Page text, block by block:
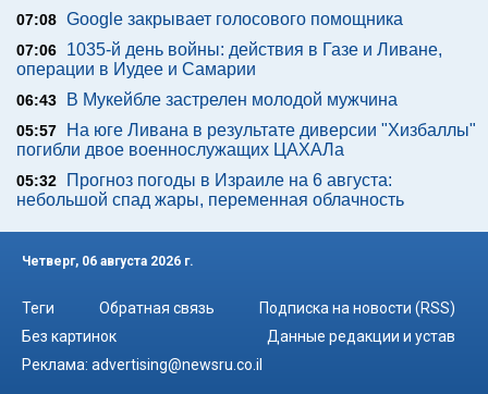
07:08 Google закрывает голосового помощника
07:06
1035-й день войны: действия в Газе и Ливане,
операции в Иудее и Самарии
06:43 В Мукейбле застрелен молодой мужчина
05:57
На юге Ливана в результате диверсии "Хизбаллы"
погибли двое военнослужащих ЦАХАЛа
05:32
Прогноз погоды в Израиле на 6 августа:
небольшой спад жары, переменная облачность
Четверг, 06 августа 2026 г.
Теги Обратная связь
Подписка на новости (RSS)
Без картинок
Данные редакции и устав
Реклама: advertising@newsru.co.il